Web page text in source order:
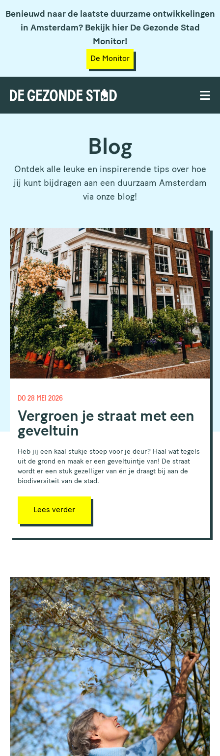
Benieuwd naar de laatste duurzame ontwikkelingen
in Amsterdam? Bekijk hier De Gezonde Stad
Monitor!
De Monitor
Blog
Ontdek alle leuke en inspirerende tips over hoe
jij kunt bijdragen aan een duurzaam Amsterdam
via onze blog!
DO 28 MEI 2026
Vergroen je straat met een
geveltuin
Heb jij een kaal stukje stoep voor je deur? Haal wat tegels
uit de grond en maak er een geveltuintje van! De straat
wordt er een stuk gezelliger van én je draagt bij aan de
biodiversiteit van de stad.
Lees verder